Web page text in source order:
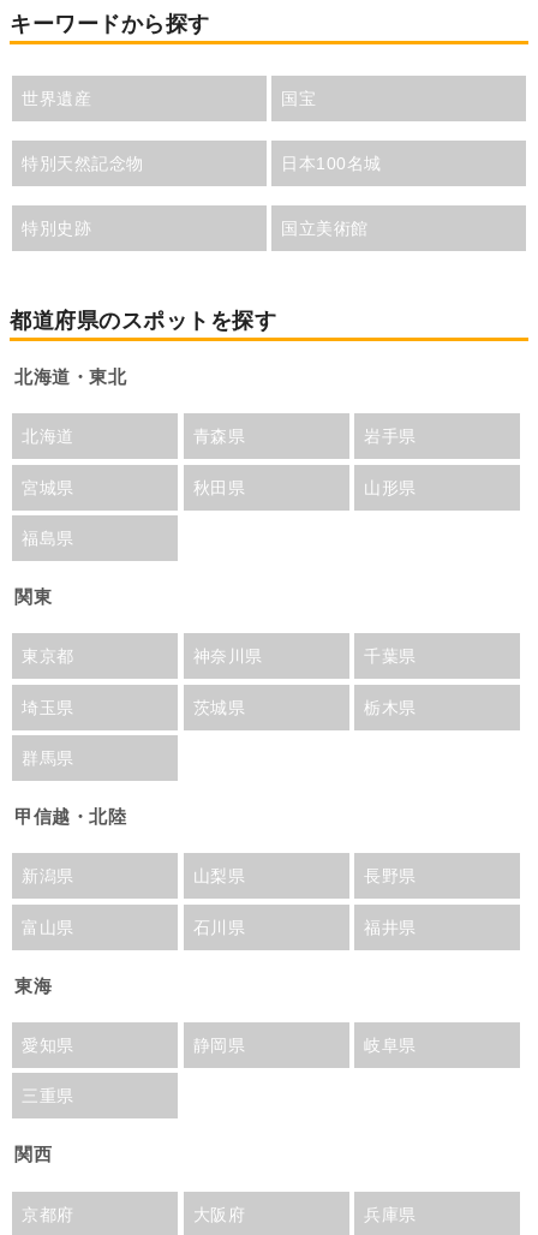
キーワードから探す
世界遺産 国宝
特別天然記念物 日本100名城
特別史跡 国立美術館
都道府県のスポットを探す
北海道・東北
北海道 青森県 岩手県
宮城県 秋田県 山形県
福島県
関東
東京都 神奈川県 千葉県
埼玉県 茨城県 栃木県
群馬県
甲信越・北陸
新潟県 山梨県 長野県
富山県 石川県 福井県
東海
愛知県 静岡県 岐阜県
三重県
関西
京都府 大阪府 兵庫県